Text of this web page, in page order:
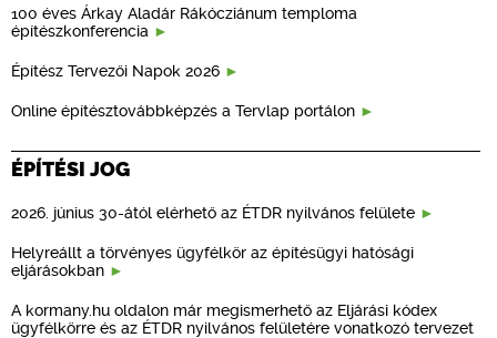
100 éves Árkay Aladár Rákócziánum temploma
építészkonferencia
Építész Tervezői Napok 2026
Online építésztovábbképzés a Tervlap portálon
ÉPÍTÉSI JOG
2026. június 30-ától elérhető az ÉTDR nyilvános felülete
Helyreállt a törvényes ügyfélkör az építésügyi hatósági
eljárásokban
A kormany.hu oldalon már megismerhető az Eljárási kódex
ügyfélkörre és az ÉTDR nyilvános felületére vonatkozó tervezet